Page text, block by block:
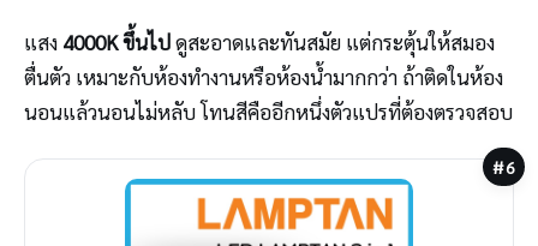
แสง 4000K ขึ้นไปดูสะอาดและทันสมัย แต่กระตุ้นให้สมอง
ตื่นตัว เหมาะกับห้องทำงานหรือห้องน้ำมากกว่า ถ้าติดในห้อง
นอนแล้วนอนไม่หลับ โทนสีคืออีกหนึ่งตัวแปรที่ต้องตรวจสอบ
#6